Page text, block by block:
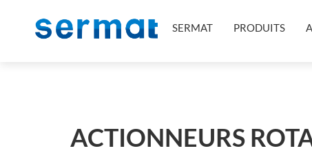
SERMAT PRODUITS
ACTIONNEURS